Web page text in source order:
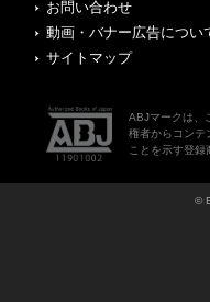
お問い合わせ
動画・バナー広告につい
サイトマップ
ABJマークは、
権者からコンテ
ことを示す登録
©